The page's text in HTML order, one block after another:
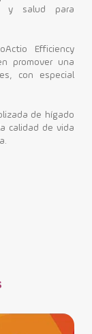
y salud para
Efficiency
promover una
con especial
de hígado
calidad de vida